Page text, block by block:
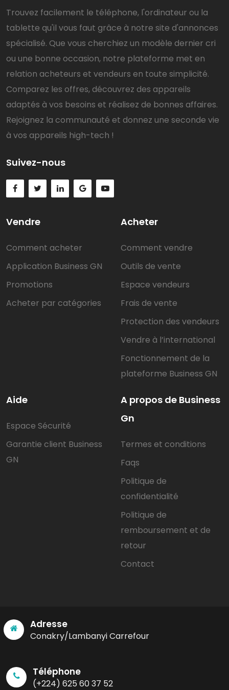
Trouvez facilement le téléphone, l'ordinateur ou la
tablette qu'il vous faut grâce à notre site d'annonces
spécialisé. Que vous cherchiez un modèle dernier cri
ou une bonne occasion, notre plateforme met en
relation acheteurs et vendeurs en toute simplicité.
Comparez les offres, découvrez des appareils
adaptés à vos besoins et réalisez de bonnes affaires.
Rejoignez la communauté et donnez une seconde vie
à vos appareils high-tech !
Suivez-nous
Vendre
Comment acheter
Application Business GN
Promotions
Acheter par catégories
Acheter
Comment vendre
Outils de vente
Espace vendeurs
Frais de vente
Protection des vendeurs
Vendre à l’international
Fonctionnement de la
plateforme Business GN
Aide
Espace Sécurité
Garantie client Business
GN
A propos de Business
Gn
Termes et conditions
Faqs
Politique de
confidentialité
Politique de
remboursement et de
retour
Contact
Adresse
Conakry/Lambanyi Carrefour
Téléphone
(+224) 625 60 37 52